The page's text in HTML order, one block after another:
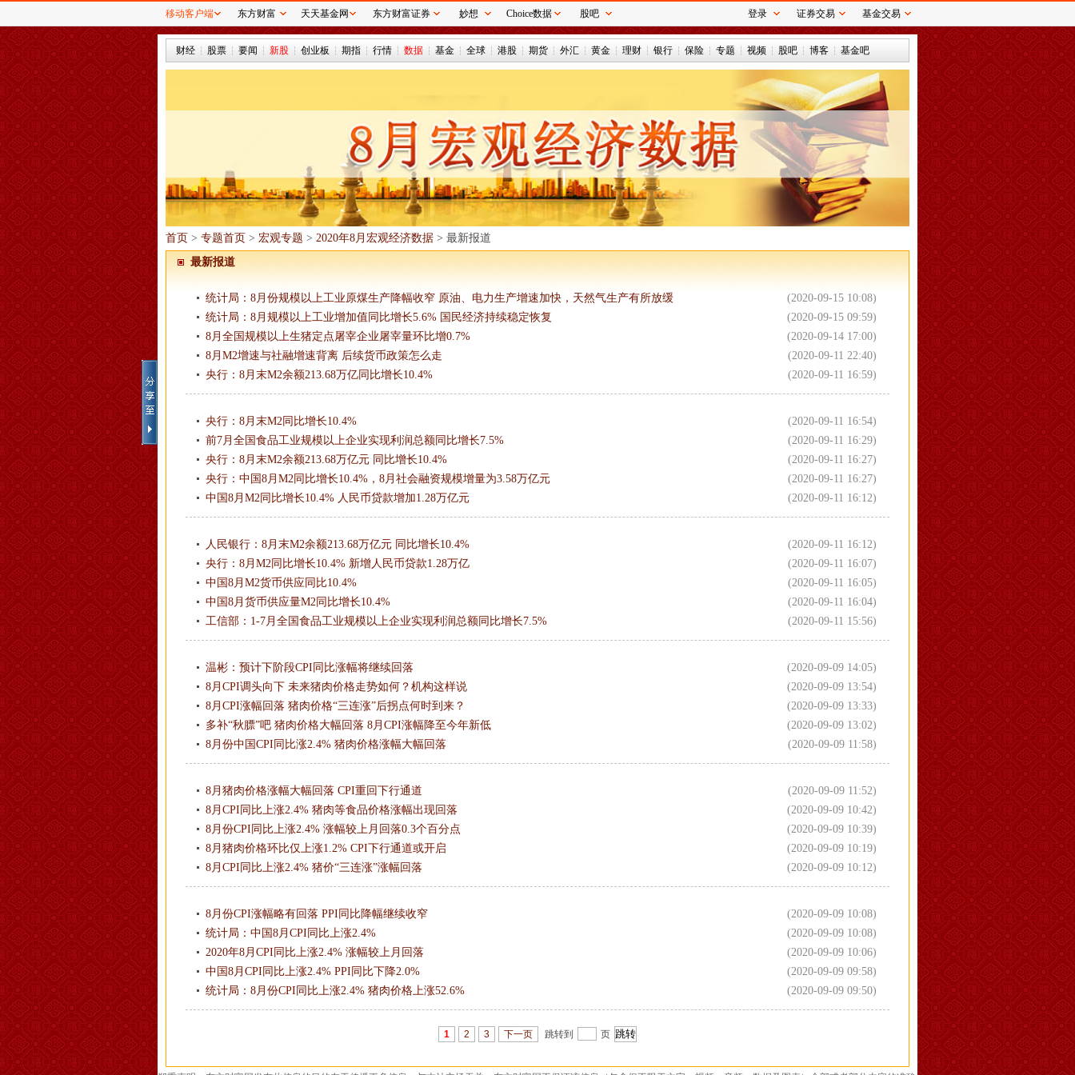
财经 股票 要闻 新股 创业板 期指 行情 数据 基金 全球 港股 期货 外汇 黄金 理财 银行 保险 专题 视频 股吧 博客 基金吧
首页 > 专题首页 > 宏观专题 > 2020年8月宏观经济数据 > 最新报道
最新报道
(2020-09-15 10:08)
统计局：8月份规模以上工业原煤生产降幅收窄 原油、电力生产增速加快，天然气生产有所放缓
(2020-09-15 09:59)
统计局：8月规模以上工业增加值同比增长5.6% 国民经济持续稳定恢复
(2020-09-14 17:00)
8月全国规模以上生猪定点屠宰企业屠宰量环比增0.7%
(2020-09-11 22:40)
8月M2增速与社融增速背离 后续货币政策怎么走
(2020-09-11 16:59)
央行：8月末M2余额213.68万亿同比增长10.4%
(2020-09-11 16:54)
央行：8月末M2同比增长10.4%
(2020-09-11 16:29)
前7月全国食品工业规模以上企业实现利润总额同比增长7.5%
(2020-09-11 16:27)
央行：8月末M2余额213.68万亿元 同比增长10.4%
(2020-09-11 16:27)
央行：中国8月M2同比增长10.4%，8月社会融资规模增量为3.58万亿元
(2020-09-11 16:12)
中国8月M2同比增长10.4% 人民币贷款增加1.28万亿元
(2020-09-11 16:12)
人民银行：8月末M2余额213.68万亿元 同比增长10.4%
(2020-09-11 16:07)
央行：8月M2同比增长10.4% 新增人民币贷款1.28万亿
(2020-09-11 16:05)
中国8月M2货币供应同比10.4%
(2020-09-11 16:04)
中国8月货币供应量M2同比增长10.4%
(2020-09-11 15:56)
工信部：1-7月全国食品工业规模以上企业实现利润总额同比增长7.5%
(2020-09-09 14:05)
温彬：预计下阶段CPI同比涨幅将继续回落
(2020-09-09 13:54)
8月CPI调头向下 未来猪肉价格走势如何？机构这样说
(2020-09-09 13:33)
8月CPI涨幅回落 猪肉价格“三连涨”后拐点何时到来？
(2020-09-09 13:02)
多补“秋膘”吧 猪肉价格大幅回落 8月CPI涨幅降至今年新低
(2020-09-09 11:58)
8月份中国CPI同比涨2.4% 猪肉价格涨幅大幅回落
(2020-09-09 11:52)
8月猪肉价格涨幅大幅回落 CPI重回下行通道
(2020-09-09 10:42)
8月CPI同比上涨2.4% 猪肉等食品价格涨幅出现回落
(2020-09-09 10:39)
8月份CPI同比上涨2.4% 涨幅较上月回落0.3个百分点
(2020-09-09 10:19)
8月猪肉价格环比仅上涨1.2% CPI下行通道或开启
(2020-09-09 10:12)
8月CPI同比上涨2.4% 猪价“三连涨”涨幅回落
(2020-09-09 10:08)
8月份CPI涨幅略有回落 PPI同比降幅继续收窄
(2020-09-09 10:08)
统计局：中国8月CPI同比上涨2.4%
(2020-09-09 10:06)
2020年8月CPI同比上涨2.4% 涨幅较上月回落
(2020-09-09 09:58)
中国8月CPI同比上涨2.4% PPI同比下降2.0%
(2020-09-09 09:50)
统计局：8月份CPI同比上涨2.4% 猪肉价格上涨52.6%
1 2 3 下一页 跳转到 页
移动客户端 东方财富 天天基金网 东方财富证券 妙想 Choice数据 股吧 登录 证券交易 基金交易